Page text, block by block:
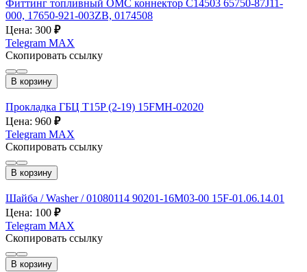
Фиттинг топливный ОМС коннектор C14503 65750-87J11-
000, 17650-921-003ZB, 0174508
Цена: 300 ₽
Telegram MAX
Скопировать ссылку
В корзину
Прокладка ГБЦ T15P (2-19) 15FMH-02020
Цена: 960 ₽
Telegram MAX
Скопировать ссылку
В корзину
Шайба / Washer / 01080114 90201-16M03-00 15F-01.06.14.01
Цена: 100 ₽
Telegram MAX
Скопировать ссылку
В корзину